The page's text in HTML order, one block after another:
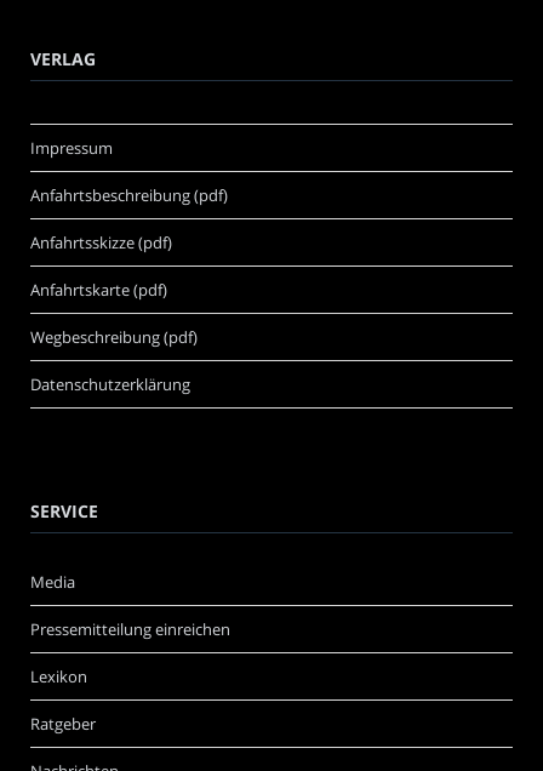
VERLAG
Impressum
Anfahrtsbeschreibung (pdf)
Anfahrtsskizze (pdf)
Anfahrtskarte (pdf)
Wegbeschreibung (pdf)
Datenschutzerklärung
SERVICE
Media
Pressemitteilung einreichen
Lexikon
Ratgeber